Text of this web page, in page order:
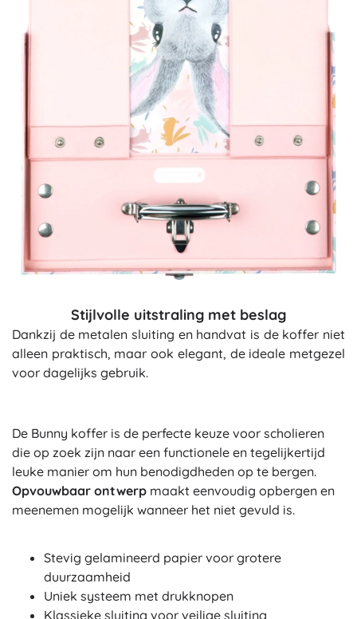
Stijlvolle uitstraling met beslag
Dankzij de metalen sluiting en handvat is de koffer niet
alleen praktisch, maar ook elegant, de ideale metgezel
voor dagelijks gebruik.
De Bunny koffer is de perfecte keuze voor scholieren
die op zoek zijn naar een functionele en tegelijkertijd
leuke manier om hun benodigdheden op te bergen.
Opvouwbaar ontwerp maakt eenvoudig opbergen en
meenemen mogelijk wanneer het niet gevuld is.
Stevig gelamineerd papier voor grotere
duurzaamheid
Uniek systeem met drukknopen
Klassieke sluiting voor veilige sluiting